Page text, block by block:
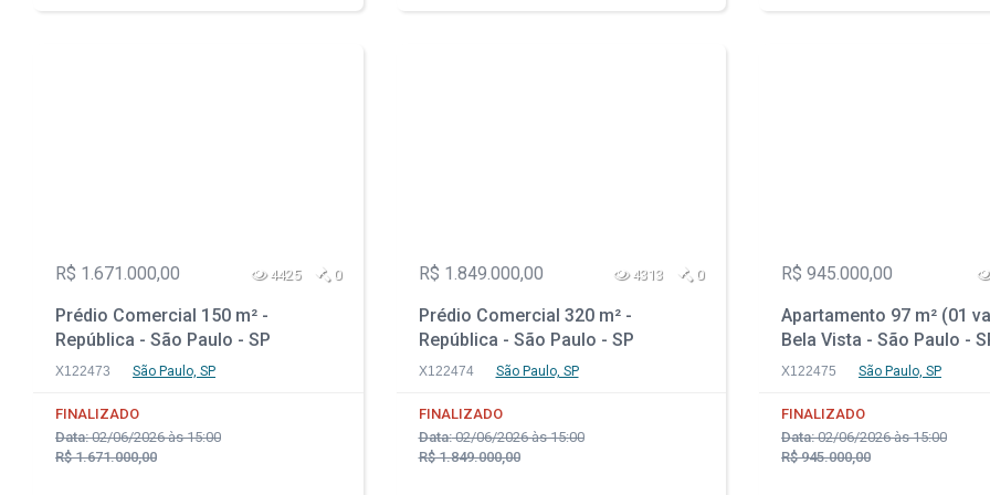
R$ 1.671.000,00 4425 0
Prédio Comercial 150 m² -
República - São Paulo - SP
X122473 São Paulo, SP
FINALIZADO
Data:02/06/2026 às 15:00
R$ 1.671.000,00
R$ 1.849.000,00 4313 0
Prédio Comercial 320 m² -
República - São Paulo - SP
X122474 São Paulo, SP
FINALIZADO
Data:02/06/2026 às 15:00
R$ 1.849.000,00
R$ 945.000,00
Apartamento 97 m² (01
Bela Vista - São Paulo -
X122475 São Paulo, SP
FINALIZADO
Data:02/06/2026 às 15:00
R$ 945.000,00